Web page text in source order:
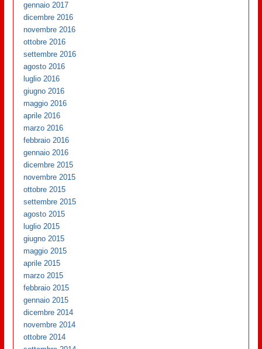
gennaio 2017
dicembre 2016
novembre 2016
ottobre 2016
settembre 2016
agosto 2016
luglio 2016
giugno 2016
maggio 2016
aprile 2016
marzo 2016
febbraio 2016
gennaio 2016
dicembre 2015
novembre 2015
ottobre 2015
settembre 2015
agosto 2015
luglio 2015
giugno 2015
maggio 2015
aprile 2015
marzo 2015
febbraio 2015
gennaio 2015
dicembre 2014
novembre 2014
ottobre 2014